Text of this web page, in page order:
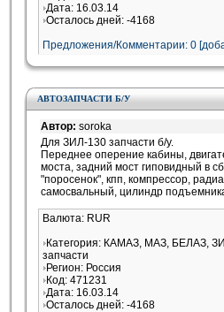
Дата: 16.03.14
Осталось дней: -4168
Предложения/Комментарии: 0
АВТОЗАПЧАСТИ Б/У
Автор: soroka
Для ЗИЛ-130 запчасти б/у.
Переднее оперение кабины,
моста, задний мост гиповидный в
"поросенок", кпп, компрессор,
самосвальный, цилиндр
Валюта: RUR
Категория: КАМАЗ, МАЗ, БЕЛАЗ,
запчасти
Регион: Россия
Код: 471231
Дата: 16.03.14
Осталось дней: -4168